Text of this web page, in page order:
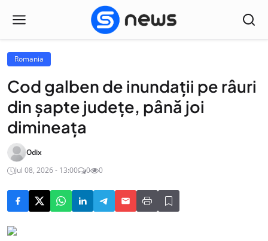
Romania
Cod galben de inundaţii pe râuri
din şapte judeţe, până joi
dimineaţa
Odix
Jul 08, 2026 - 13:00
0 0